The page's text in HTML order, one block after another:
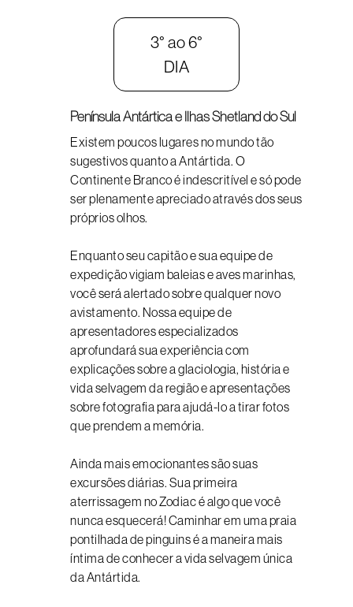
3° ao 6°
DIA
Península Antártica e Ilhas Shetland do Sul
Existem poucos lugares no mundo tão
sugestivos quanto a Antártida. O
Continente Branco é indescritível e só pode
ser plenamente apreciado através dos seus
próprios olhos.
Enquanto seu capitão e sua equipe de
expedição vigiam baleias e aves marinhas,
você será alertado sobre qualquer novo
avistamento. Nossa equipe de
apresentadores especializados
aprofundará sua experiência com
explicações sobre a glaciologia, história e
vida selvagem da região e apresentações
sobre fotografia para ajudá-lo a tirar fotos
que prendem a memória.
Ainda mais emocionantes são suas
excursões diárias. Sua primeira
aterrissagem no Zodiac é algo que você
nunca esquecerá! Caminhar em uma praia
pontilhada de pinguins é a maneira mais
íntima de conhecer a vida selvagem única
da Antártida.